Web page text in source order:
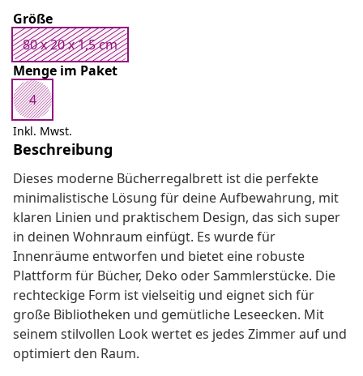
Größe
80 x 20 x 1,5 cm
Menge im Paket
4
Inkl. Mwst.
Beschreibung
Dieses moderne Bücherregalbrett ist die perfekte
minimalistische Lösung für deine Aufbewahrung, mit
klaren Linien und praktischem Design, das sich super
in deinen Wohnraum einfügt. Es wurde für
Innenräume entworfen und bietet eine robuste
Plattform für Bücher, Deko oder Sammlerstücke. Die
rechteckige Form ist vielseitig und eignet sich für
große Bibliotheken und gemütliche Leseecken. Mit
seinem stilvollen Look wertet es jedes Zimmer auf und
optimiert den Raum.